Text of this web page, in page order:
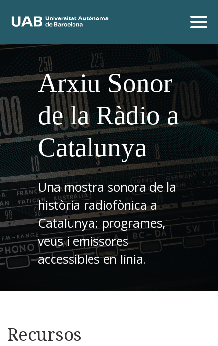
Arxiu Sonor
de la Ràdio a
Catalunya
Una mostra sonora de la
història radiofònica a
Catalunya: programes,
veus i emissores
accessibles en línia.
Recursos